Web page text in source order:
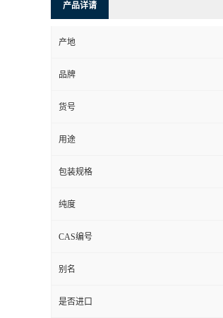
产品详请
产地
品牌
货号
用途
包装规格
纯度
CAS编号
别名
是否进口